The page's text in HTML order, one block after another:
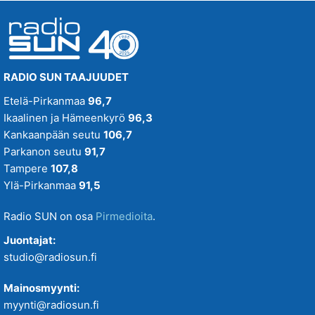
RADIO SUN TAAJUUDET
Etelä-Pirkanmaa 96,7
Ikaalinen ja Hämeenkyrö 96,3
Kankaanpään seutu 106,7
Parkanon seutu 91,7
Tampere 107,8
Ylä-Pirkanmaa 91,5
Radio SUN on osa Pirmedioita.
Juontajat:
studio@radiosun.fi
Mainosmyynti:
myynti@radiosun.fi